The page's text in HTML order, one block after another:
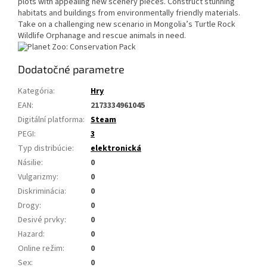
habitats and buildings from environmentally friendly materials.
Take on a challenging new scenario in Mongolia’s Turtle Rock
Wildlife Orphanage and rescue animals in need.
Dodatočné parametre
Kategória:
Hry
EAN:
2173334961045
Digitální platforma: Steam
PEGI:
3
Typ distribúcie:
elektronická
Násilie:
0
Vulgarizmy:
0
Diskriminácia:
0
Drogy:
0
Desivé prvky:
0
Hazard:
0
Online režim:
0
Sex: 0